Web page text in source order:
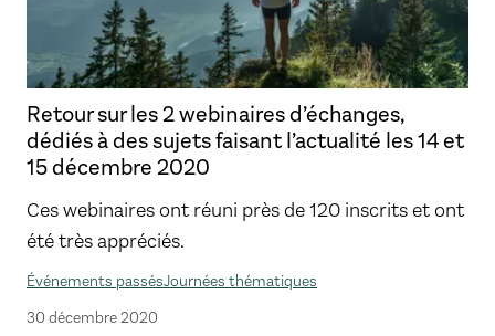
Retour sur les 2 webinaires d’échanges,
dédiés à des sujets faisant l’actualité les 14 et
15 décembre 2020
Ces webinaires ont réuni près de 120 inscrits et ont
été très appréciés.
Événements passésJournées thématiques
30 décembre 2020